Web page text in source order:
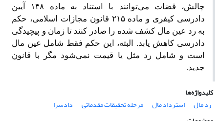
چالش، قضات می‌توانند با استناد به ماده ۱۴۸ آیین
دادرسی کیفری و ماده ۲۱۵ قانون مجازات اسلامی، حکم
به رد عین مال کشف شده را صادر کنند تا زمان و پیچیدگی
دادرسی کاهش یابد. البته، این حکم فقط شامل عین مال
است و شامل رد مثل یا قیمت نمی‌شود مگر با قانون
جدید.
کلیدواژه‌ها
رد مال
استرداد مال مرحله تحقیقات مقدماتی
دادسرا